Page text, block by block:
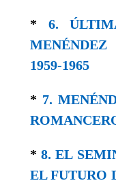
* 6.
1959-1965
* 7.
*8. EL
EL FUTURO